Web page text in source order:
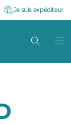
Je suis expéditeur